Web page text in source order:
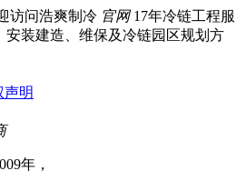
访问浩爽制冷 官网 17年冷链工程服
安装建造、维保及冷链园区规划方
声明
年，